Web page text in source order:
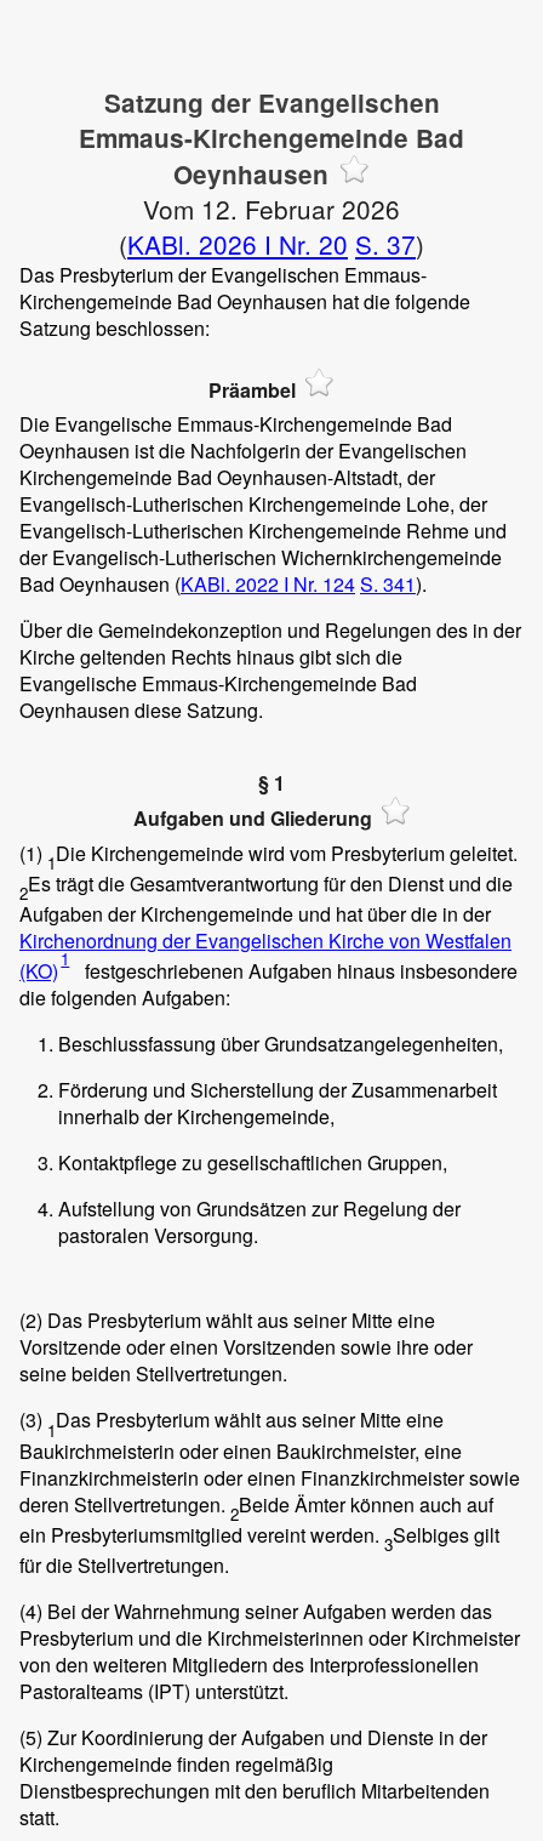
Satzung der Evangelischen
Emmaus-Kirchengemeinde Bad
Oeynhausen
Vom 12. Februar 2026
(KABl. 2026 I Nr. 20 S. 37)
Das Presbyterium der Evangelischen Emmaus-
Kirchengemeinde Bad Oeynhausen hat die folgende
Satzung beschlossen:
Präambel
Die Evangelische Emmaus-Kirchengemeinde Bad
Oeynhausen ist die Nachfolgerin der Evangelischen
Kirchengemeinde Bad Oeynhausen-Altstadt, der
Evangelisch-Lutherischen Kirchengemeinde Lohe, der
Evangelisch-Lutherischen Kirchengemeinde Rehme und
der Evangelisch-Lutherischen Wichernkirchengemeinde
Bad Oeynhausen (KABl. 2022 I Nr. 124S. 341).
Über die Gemeindekonzeption und Regelungen des in der
Kirche geltenden Rechts hinaus gibt sich die
Evangelische Emmaus-Kirchengemeinde Bad
Oeynhausen diese Satzung.
§ 1
Aufgaben und Gliederung
(1) 1Die Kirchengemeinde wird vom Presbyterium geleitet.
2Es trägt die Gesamtverantwortung für den Dienst und die
Aufgaben der Kirchengemeinde und hat über die in der
Kirchenordnung der Evangelischen Kirche von Westfalen
(KO)1
festgeschriebenen Aufgaben hinaus insbesondere
die folgenden Aufgaben:
Beschlussfassung über Grundsatzangelegenheiten,
Förderung und Sicherstellung der Zusammenarbeit
innerhalb der Kirchengemeinde,
Kontaktpflege zu gesellschaftlichen Gruppen,
Aufstellung von Grundsätzen zur Regelung der
pastoralen Versorgung.
(2) Das Presbyterium wählt aus seiner Mitte eine
Vorsitzende oder einen Vorsitzenden sowie ihre oder
seine beiden Stellvertretungen.
(3) 1Das Presbyterium wählt aus seiner Mitte eine
Baukirchmeisterin oder einen Baukirchmeister, eine
Finanzkirchmeisterin oder einen Finanzkirchmeister sowie
deren Stellvertretungen. 2Beide Ämter können auch auf
ein Presbyteriumsmitglied vereint werden. 3Selbiges gilt
für die Stellvertretungen.
(4) Bei der Wahrnehmung seiner Aufgaben werden das
Presbyterium und die Kirchmeisterinnen oder Kirchmeister
von den weiteren Mitgliedern des Interprofessionellen
Pastoralteams (IPT) unterstützt.
(5) Zur Koordinierung der Aufgaben und Dienste in der
Kirchengemeinde finden regelmäßig
Dienstbesprechungen mit den beruflich Mitarbeitenden
statt.